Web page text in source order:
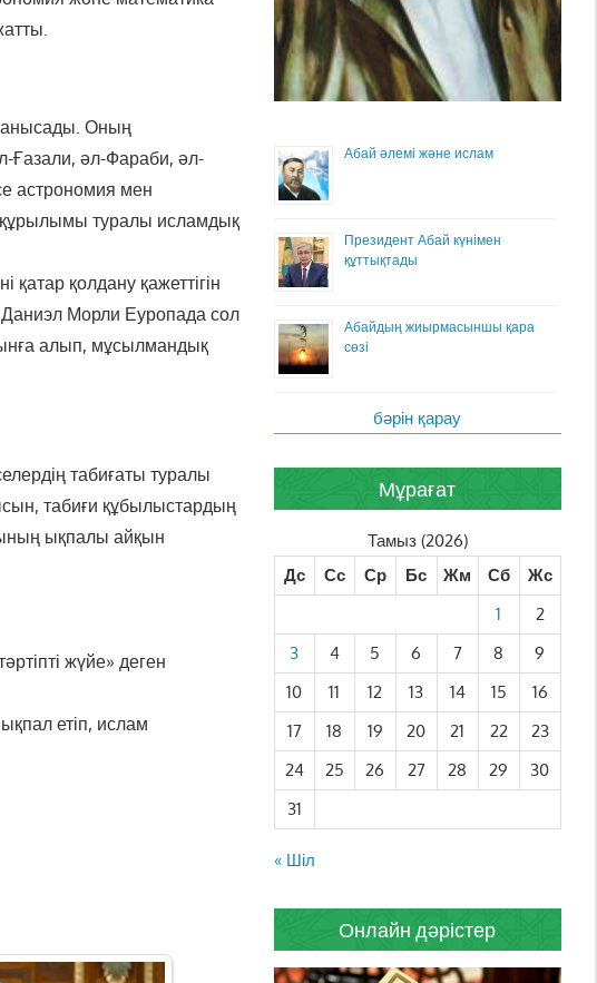
Оның
әл-Фараби, әл-
астрономия мен
туралы исламдық
қолдану қажеттігін
Морли Еуропада сол
алып, мұсылмандық
табиғаты туралы
табиғи құбылыстардың
ықпалы айқын
жүйе» деген
етіп, ислам
Абай әлемі және ислам
Президент Абай күнімен
құттықтады
Абайдың жиырмасыншы қара
сөзі
бәрін қарау
Мұрағат
Тамыз (2026)
Дс
Сс Ср Бс Жм Сб
Жс
1
2
3
4 5 6 7 8
9
10
11 12 13 14 15
16
17
18 19 20 21 22
23
24
25 26 27 28 29
30
31
« Шіл
Онлайн дәрістер